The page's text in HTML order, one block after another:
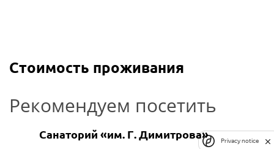
Стоимость проживания
Рекомендуем посетить
Санаторий «им. Г. Димитрова» Privacy notice